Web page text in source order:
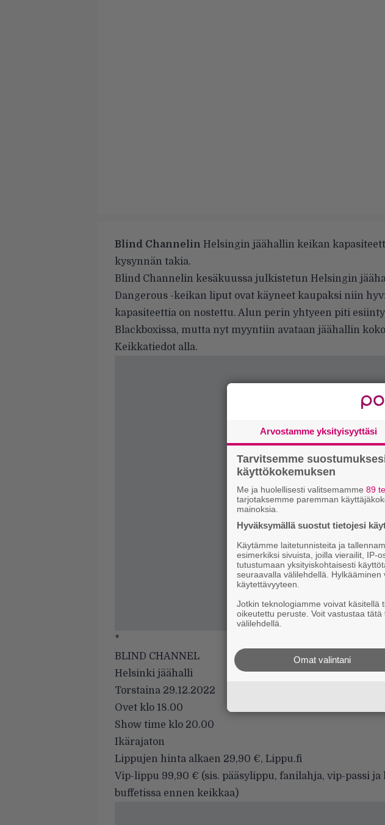
Blind Channelin Helsingin jäähallin keikan
kysynnän takia.
Blind Channelin kesäkuussa julkistetun Helsingin
Dangerous -keikan liput ovat käyneet kaupaksi niin
kapasiteettia on nostettu. Alun perin yhtyeen piti
Blackboxissa, mutta nyt myyntiin avataan jäähallin
Keikkatiedot alla.
*
BLIND CHANNEL
Helsinki jäähalli
Torstaina 29.12.2022
Ovet klo 18.00
Show time klo 20.00
Ikärajaton
Lippujen hinta alkaen 29,90 €, Lippu.fi
Vip-lippu 99,90 € (sis. pääsylippu, fanilahja, vip-passi
buffetissa ennen keikkaa)
Arvostamme yksityisyyttäsi
Tarvitsemme
käyttökokemuksen
Me ja huolellisesti valitsemamme 89
tarjotaksemme paremman
mainoksia.
Hyväksymällä suostut tietojesi
Käytämme laitetunnisteita ja
esimerkiksi sivuista, joilla vierailit, IP-
tutustumaan yksityiskohtaisesti
seuraavalla välilehdellä.
käytettävyyteen.
Jotkin teknologiamme voivat käsitellä
oikeutettu peruste. Voit vastustaa
välilehdellä.
Omat valintani